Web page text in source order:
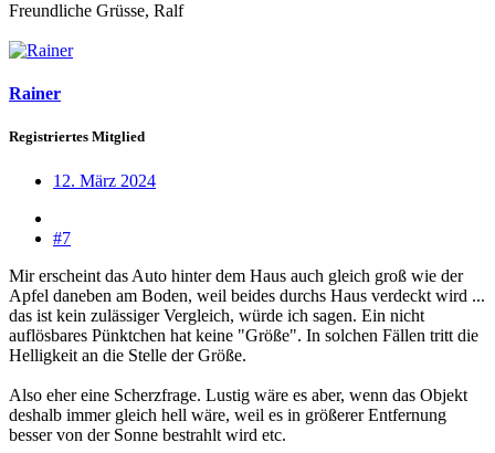
Freundliche Grüsse, Ralf
Rainer
Registriertes Mitglied
12. März 2024
#7
Mir erscheint das Auto hinter dem Haus auch gleich groß wie der
Apfel daneben am Boden, weil beides durchs Haus verdeckt wird ...
das ist kein zulässiger Vergleich, würde ich sagen. Ein nicht
auflösbares Pünktchen hat keine "Größe". In solchen Fällen tritt die
Helligkeit an die Stelle der Größe.
Also eher eine Scherzfrage. Lustig wäre es aber, wenn das Objekt
deshalb immer gleich hell wäre, weil es in größerer Entfernung
besser von der Sonne bestrahlt wird etc.